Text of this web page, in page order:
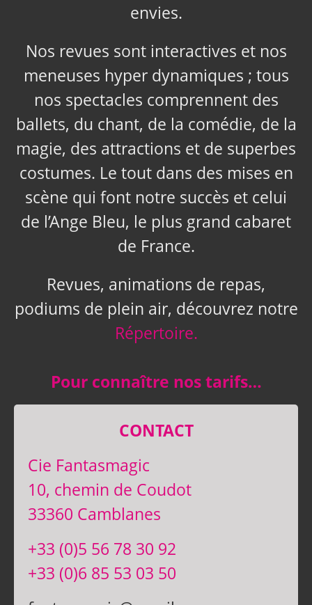
envies.
Nos revues sont interactives et nos
meneuses hyper dynamiques ; tous
nos spectacles comprennent des
ballets, du chant, de la comédie, de la
magie, des attractions et de superbes
costumes. Le tout dans des mises en
scène qui font notre succès et celui
de l’Ange Bleu, le plus grand cabaret
de France.
Revues, animations de repas,
podiums de plein air, découvrez notre
Répertoire.
Pour connaître nos tarifs…
CONTACT
Cie Fantasmagic
10, chemin de Coudot
33360 Camblanes
+33 (0)5 56 78 30 92
+33 (0)6 85 53 03 50